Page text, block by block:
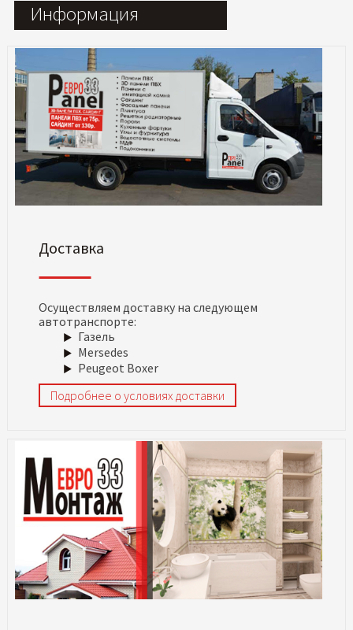
Информация
Доставка
Осуществляем доставку на следующем
автотранспорте:
Газель
Mersedes
Peugeot Boxer
Подробнее о условиях доставки